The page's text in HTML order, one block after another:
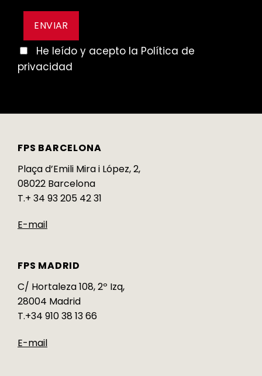
He leído y acepto la Política de
privacidad
FPS BARCELONA
Plaça d’Emili Mira i López, 2,
08022 Barcelona
T.+ 34 93 205 42 31
E-mail
FPS MADRID
C/ Hortaleza 108, 2º Izq,
28004 Madrid
T.+34 910 38 13 66
E-mail